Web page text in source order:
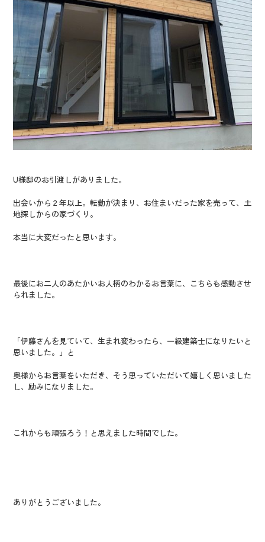
U様邸のお引渡しがありました。
出会いから２年以上。転勤が決まり、お住まいだった家を売って、土
地探しからの家づくり。
本当に大変だったと思います。
最後にお二人のあたかいお人柄のわかるお言葉に、こちらも感動させ
られました。
「伊藤さんを見ていて、生まれ変わったら、一級建築士になりたいと
思いました。」と
奥様からお言葉をいただき、そう思っていただいて嬉しく思いました
し、励みになりました。
これからも頑張ろう！と思えました時間でした。
ありがとうございました。